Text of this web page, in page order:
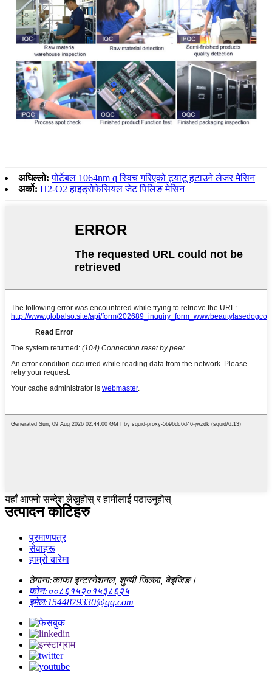
अघिल्लो: पोर्टेबल 1064nm q स्विच गरिएको ट्याटू हटाउने लेजर मेसिन
अर्को: H2-O2 हाइड्रोफेसियल जेट पिलिङ मेसिन
यहाँ आफ्नो सन्देश लेख्नुहोस् र हामीलाई पठाउनुहोस्
उत्पादन कोटिहरु
प्रमाणपत्र
सेवाहरू
हाम्रो बारेमा
ठेगाना:काफा इन्टरनेशनल, शुन्यी जिल्ला, बेइजिङ।
फोन:००८६१५२०१५३८६२५
इमेल:1544879330@qq.com